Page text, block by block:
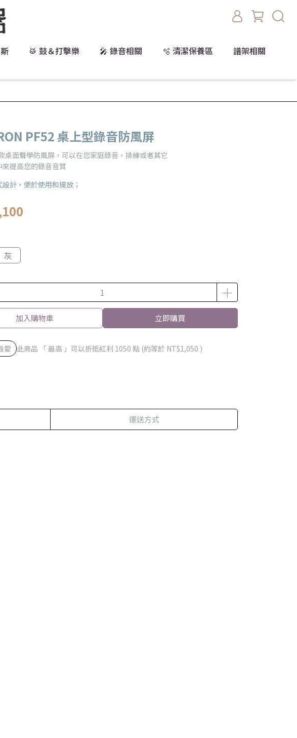
🥁 鼓＆打擊樂 🎤 錄音相關 🫧 清潔保養區
譜架相關
PF52 桌上型錄音防風屏
桌面聲學防風屏，可以在您家庭錄音，排練或者其它
提高您的錄音音質
計，便於使用和擺放；
灰
加入購物車 立即購買
愛 此商品 「 最高 」可以折抵紅利 1050 點 (約等於 NT$1,050 )
運送方式